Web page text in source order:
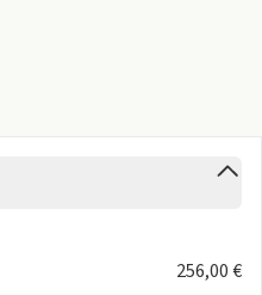
256,00 €